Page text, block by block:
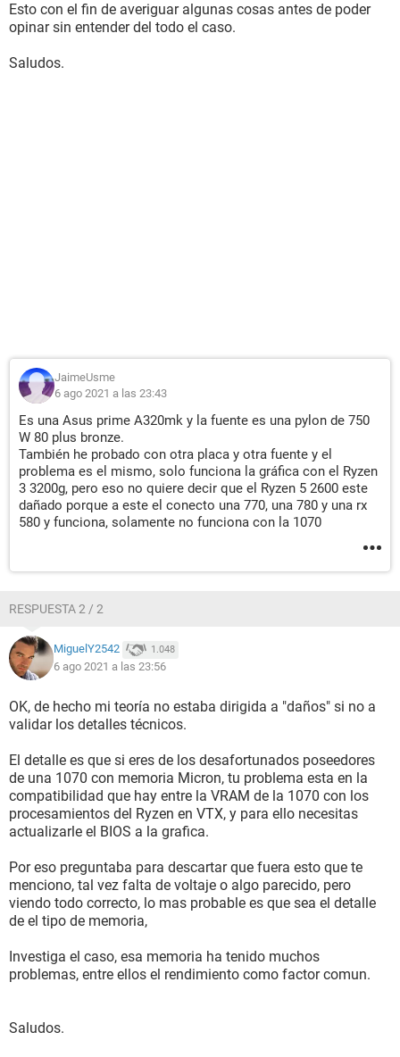
Esto con el fin de averiguar algunas cosas antes de poder
opinar sin entender del todo el caso.
Saludos.
JaimeUsme
6 ago 2021 a las 23:43
Es una Asus prime A320mk y la fuente es una pylon de 750
W 80 plus bronze.
También he probado con otra placa y otra fuente y el
problema es el mismo, solo funciona la gráfica con el Ryzen
3 3200g, pero eso no quiere decir que el Ryzen 5 2600 este
dañado porque a este el conecto una 770, una 780 y una rx
580 y funciona, solamente no funciona con la 1070
RESPUESTA 2 / 2
MiguelY2542 1.048
6 ago 2021 a las 23:56
OK, de hecho mi teoría no estaba dirigida a "daños" si no a
validar los detalles técnicos.
El detalle es que si eres de los desafortunados poseedores
de una 1070 con memoria Micron, tu problema esta en la
compatibilidad que hay entre la VRAM de la 1070 con los
procesamientos del Ryzen en VTX, y para ello necesitas
actualizarle el BIOS a la grafica.
Por eso preguntaba para descartar que fuera esto que te
menciono, tal vez falta de voltaje o algo parecido, pero
viendo todo correcto, lo mas probable es que sea el detalle
de el tipo de memoria,
Investiga el caso, esa memoria ha tenido muchos
problemas, entre ellos el rendimiento como factor comun.
Saludos.